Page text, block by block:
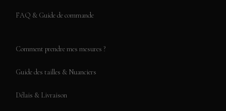
FAQ & Guide de commande
Comment prendre mes mesures ?
Guide des tailles & Nuanciers
Délais & Livraison